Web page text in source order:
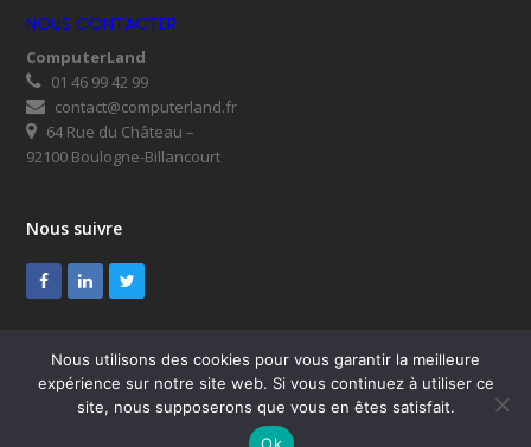
NOUS CONTACTER
ComputerLand
01 46 99 42 99
contact@computerland.fr
64 Rue du Château –
92100 Boulogne-Billancourt
Nous suivre
Facebook
LinkedInTwitter
© ComputerLand 2026
SUPPORT
Mentions légales
Nous utilisons des cookies pour vous garantir la meilleure
expérience sur notre site web. Si vous continuez à utiliser ce
site, nous supposerons que vous en êtes satisfait.
Ok